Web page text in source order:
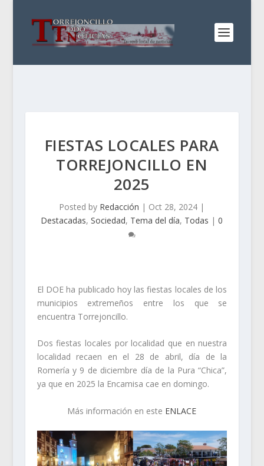
FIESTAS LOCALES PARA
TORREJONCILLO EN
2025
Posted by Redacción | Oct 28, 2024 |
Destacadas,Sociedad, Tema del día, Todas |0
El DOE ha publicado hoy las fiestas locales de los
municipios extremeños entre los que se
encuentra Torrejoncillo.
Dos fiestas locales por localidad que en nuestra
localidad recaen en el 28 de abril, día de la
Romería y 9 de diciembre día de la Pura “Chica”,
ya que en 2025 la Encamisa cae en domingo.
Más información en este ENLACE